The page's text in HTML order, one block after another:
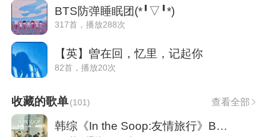
BTS防弹睡眠团(*╹▽╹*)
317首，播放288次
【英】曽在回，忆里，记起你
82首，播放20次
收藏的歌单(101) 查看全部
韩综《In the Soop:友情旅行》BGM